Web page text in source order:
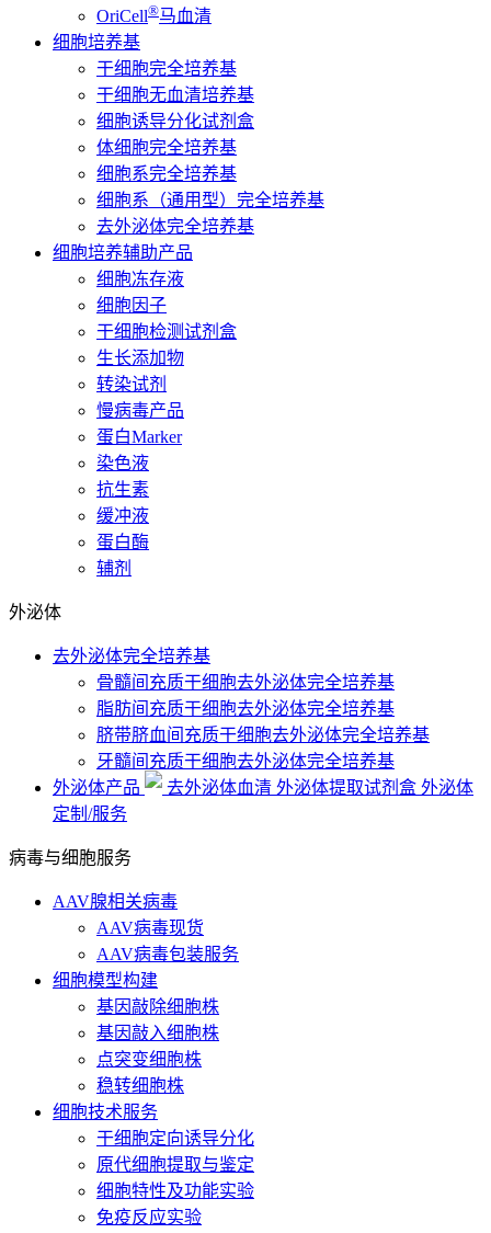
OriCell®马血清
细胞培养基
干细胞完全培养基
干细胞无血清培养基
细胞诱导分化试剂盒
体细胞完全培养基
细胞系完全培养基
细胞系（通用型）完全培养基
去外泌体完全培养基
细胞培养辅助产品
细胞冻存液
细胞因子
干细胞检测试剂盒
生长添加物
转染试剂
慢病毒产品
蛋白Marker
染色液
抗生素
缓冲液
蛋白酶
辅剂
外泌体
去外泌体完全培养基
骨髓间充质干细胞去外泌体完全培养基
脂肪间充质干细胞去外泌体完全培养基
脐带脐血间充质干细胞去外泌体完全培养基
牙髓间充质干细胞去外泌体完全培养基
外泌体产品
去外泌体血清 外泌体提取试剂盒 外泌体
定制/服务
病毒与细胞服务
AAV腺相关病毒
AAV病毒现货
AAV病毒包装服务
细胞模型构建
基因敲除细胞株
基因敲入细胞株
点突变细胞株
稳转细胞株
细胞技术服务
干细胞定向诱导分化
原代细胞提取与鉴定
细胞特性及功能实验
免疫反应实验